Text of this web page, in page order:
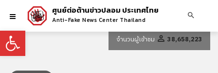
Open toolbar
ศูนย์ต่อต้านข่าวปลอม ประเทศไทย
Anti-Fake News Center Thailand
จำนวนผู้เข้าชม 38,658,223